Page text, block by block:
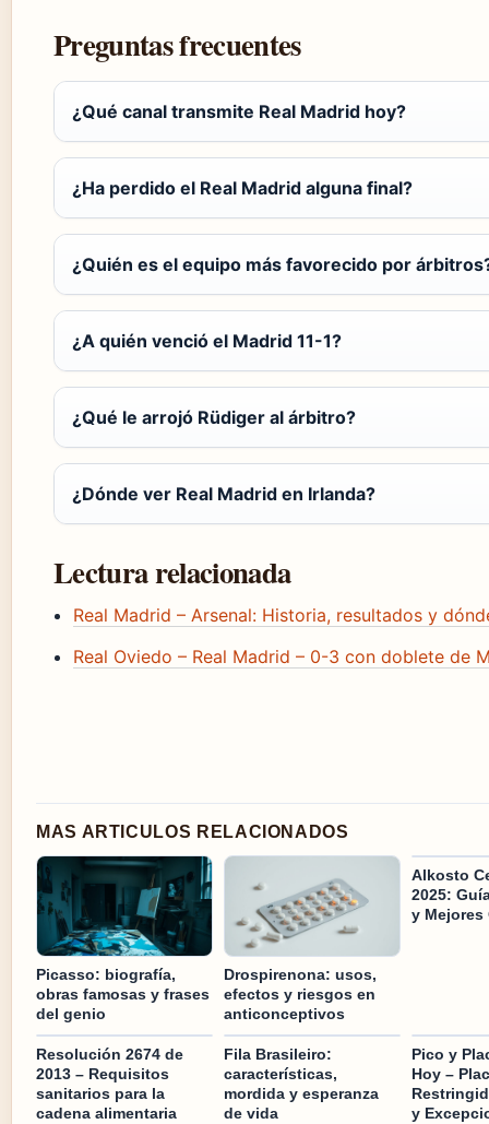
Preguntas frecuentes
¿Qué canal transmite Real Madrid hoy?
¿Ha perdido el Real Madrid alguna final?
¿Quién es el equipo más favorecido por
¿A quién venció el Madrid 11-1?
¿Qué le arrojó Rüdiger al árbitro?
¿Dónde ver Real Madrid en Irlanda?
Lectura relacionada
Real Madrid – Arsenal: Historia, resultados y
Real Oviedo – Real Madrid – 0-3 con doblete de
MAS ARTICULOS RELACIONADOS
Picasso: biografía,
obras famosas y frases
del genio
Drospirenona: usos,
efectos y riesgos en
anticonceptivos
Alkosto
2025:
y Mejores
Resolución 2674 de
2013 – Requisitos
sanitarios para la
cadena alimentaria
Fila Brasileiro:
características,
mordida y esperanza
de vida
Pico y
Hoy –
y